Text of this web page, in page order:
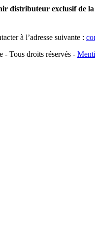
distributeur exclusif de
à l’adresse suivante :
Tous droits réservés -